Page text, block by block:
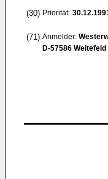
(30) Priorität:
(71) Anmelder:
D-57586 Weitefeld